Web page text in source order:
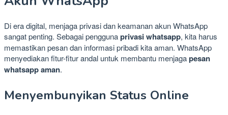
Di era digital, menjaga privasi dan keamanan akun WhatsApp
sangat penting. Sebagai penggunaprivasi whatsapp, kita harus
memastikan pesan dan informasi pribadi kita aman. WhatsApp
menyediakan fitur-fitur andal untuk membantu menjagapesan
whatsapp aman.
Menyembunyikan Status Online